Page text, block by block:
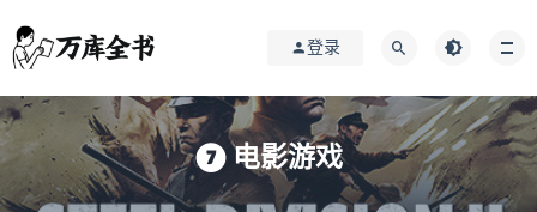
登录
❼ 电影游戏